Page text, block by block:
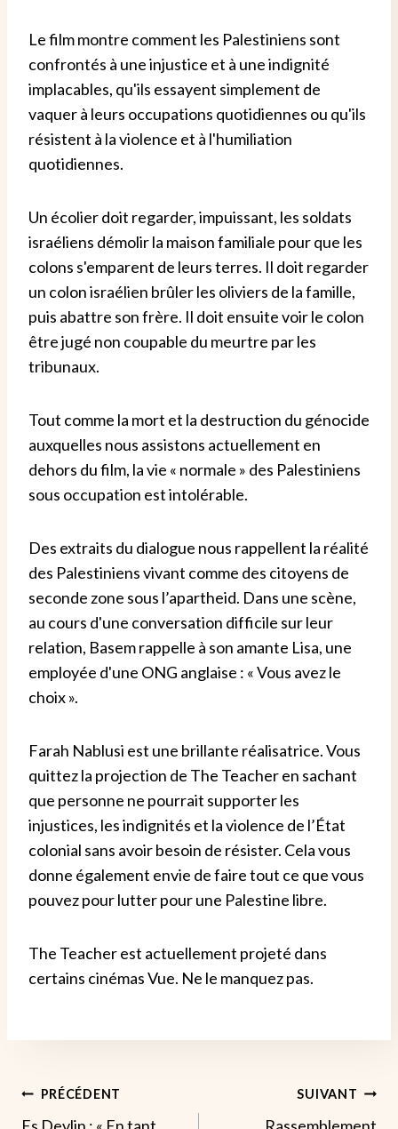
Le film montre comment les Palestiniens sont
confrontés à une injustice et à une indignité
implacables, qu'ils essayent simplement de
vaquer à leurs occupations quotidiennes ou qu'ils
résistent à la violence et à l'humiliation
quotidiennes.
Un écolier doit regarder, impuissant, les soldats
israéliens démolir la maison familiale pour que les
colons s'emparent de leurs terres. Il doit regarder
un colon israélien brûler les oliviers de la famille,
puis abattre son frère. Il doit ensuite voir le colon
être jugé non coupable du meurtre par les
tribunaux.
Tout comme la mort et la destruction du génocide
auxquelles nous assistons actuellement en
dehors du film, la vie « normale » des Palestiniens
sous occupation est intolérable.
Des extraits du dialogue nous rappellent la réalité
des Palestiniens vivant comme des citoyens de
seconde zone sous l’apartheid. Dans une scène,
au cours d'une conversation difficile sur leur
relation, Basem rappelle à son amante Lisa, une
employée d'une ONG anglaise : « Vous avez le
choix ».
Farah Nablusi est une brillante réalisatrice. Vous
quittez la projection de The Teacher en sachant
que personne ne pourrait supporter les
injustices, les indignités et la violence de l’État
colonial sans avoir besoin de résister. Cela vous
donne également envie de faire tout ce que vous
pouvez pour lutter pour une Palestine libre.
The Teacher est actuellement projeté dans
certains cinémas Vue. Ne le manquez pas.
Navigation
PRÉCÉDENT SUIVANT